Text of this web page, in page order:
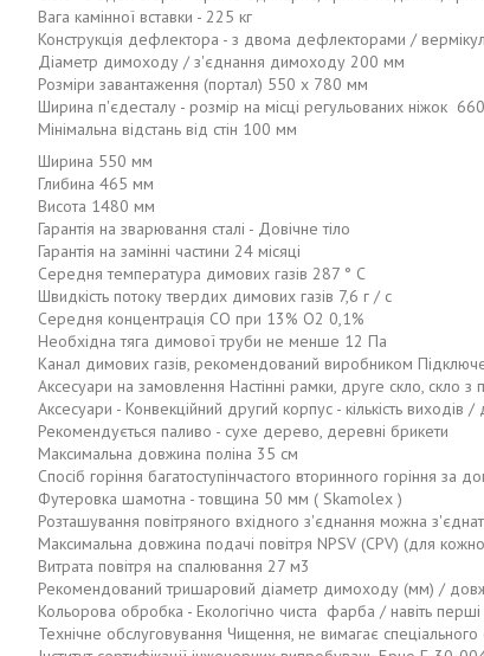
Вага камінної вставки - 225 кг
Конструкція дефлектора - з двома дефлекторами /
Діаметр димоходу / з'єднання димоходу 200 мм
Розміри завантаження (портал) 550 x 780 мм
Ширина п'єдесталу - розмір на місці регульованих ніжок
Мінімальна відстань від стін 100 мм
Ширина 550 мм
Глибина 465 мм
Висота 1480 мм
Гарантія на зварювання сталі - Довічне тіло
Гарантія на замінні частини 24 місяці
Середня температура димових газів 287 ° C
Швидкість потоку твердих димових газів 7,6 г / с
Середня концентрація CO при 13% O2 ​​0,1%
Необхідна тяга димової труби не менше 12 Па
Канал димових газів, рекомендований виробником
Аксесуари на замовлення Настінні рамки, друге скло, скло
Аксесуари - Конвекційний другий корпус - кількість
Рекомендується паливо - сухе дерево, деревні брикети
Максимальна довжина поліна 35 см
Спосіб горіння багатоступінчастого вторинного горіння за
Футеровка шамотна - товщина 50 мм ( Skamolex )
Розташування повітряного вхідного з'єднання можна
Максимальна довжина подачі повітря NPSV (CPV) (для
Витрата повітря на спалювання 27 м3
Рекомендований тришаровий діаметр димоходу (мм) /
Кольорова обробка - Екологічно чиста фарба / навіть
Технічне обслуговування Чищення, не вимагає спеціального